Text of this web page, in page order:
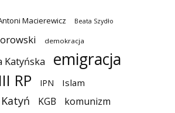
Macierewicz Beata Szydło
demokracja
Katyńska
emigracja
III RP IPN Islam
Katyń KGB komunizm